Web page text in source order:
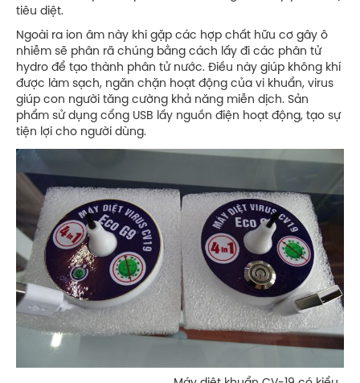
tiêu diệt.
Ngoài ra ion âm này khi gặp các hợp chất hữu cơ gây ô
nhiễm sẽ phân rã chúng bằng cách lấy đi các phân tử
hydro để tạo thành phân tử nước. Điều này giúp không khí
được làm sạch, ngăn chặn hoạt động của vi khuẩn, virus
giúp con người tăng cường khả năng miễn dịch. Sản
phẩm sử dụng cổng USB lấy nguồn điện hoạt động, tạo sự
tiện lợi cho người dùng.